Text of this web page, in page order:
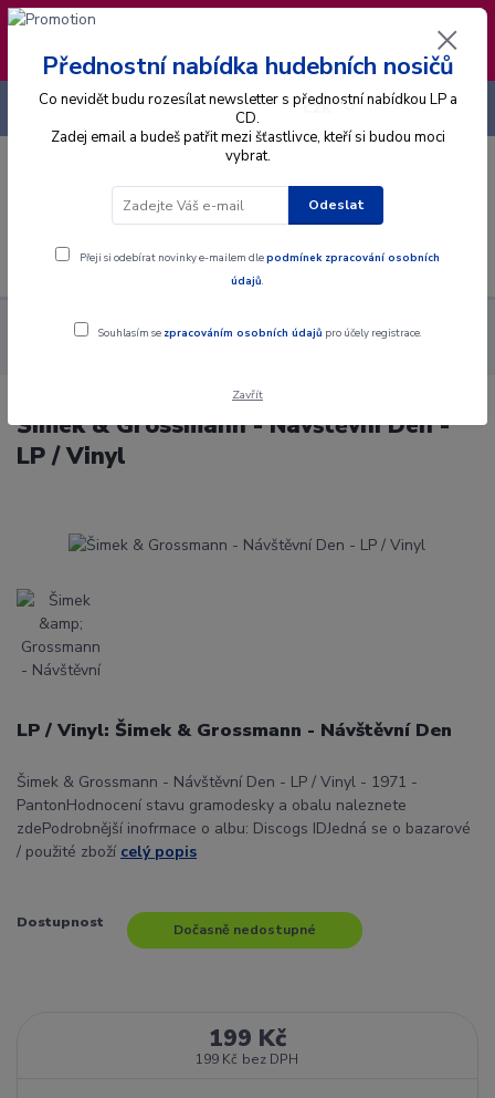
❣️ Od 4.8. do 13.8. čerpám dovolenou. Datum
expedice objednávek se posouvá na pátek
14.8.2026 🐋
Menu
CZK
+420 725 736 293
Alba Gramodesky
Šimek & Grossmann - Návštěvní Den - LP /
Šimek & Grossmann - Návštěvní Den -
LP / Vinyl
LP / Vinyl: Šimek & Grossmann - Návštěvní Den
Šimek & Grossmann - Návštěvní Den - LP / Vinyl - 1971 -
PantonHodnocení stavu gramodesky a obalu naleznete
zdePodrobnější inofrmace o albu: Discogs IDJedná se o bazarové
/ použité zboží celý popis
Dostupnost Dočasně nedostupné
199 Kč
199 Kč bez DPH
Přednostní nabídka hudebních nosičů
Co nevidět budu rozesílat newsletter s přednostní nabídkou LP a
CD.
Zadej email a budeš patřit mezi šťastlivce, kteří si budou moci
vybrat.
Odeslat
Přeji si odebírat novinky e-mailem dlepodmínek zpracování osobních
údajů.
Souhlasím se zpracováním osobních údajů pro účely registrace.
Zavřít